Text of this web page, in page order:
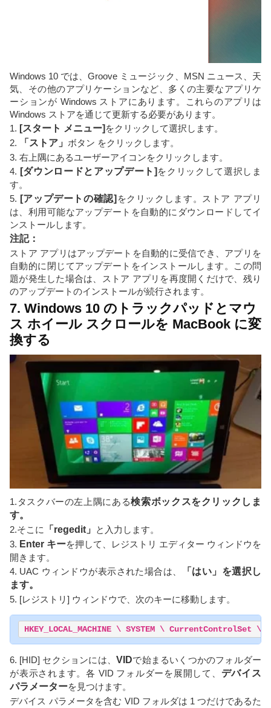
Windows 10 では、Groove ミュージック、MSN ニュース、天
気、その他のアプリケーションなど、多くの主要なアプリケ
ーションが Windows ストアにあります。これらのアプリは
Windows ストアを通じて更新する必要があります。
1. [スタート メニュー] をクリックして選択します。
2.
「ストア」 ボタン をクリックします。
3. 右上隅にあるユーザーアイコンをクリックします。
4. [ダウンロードとアップデート] をクリックして選択しま
す。
5. [アップデートの確認] をクリックします。ストア アプリ
は、利用可能なアップデートを自動的にダウンロードしてイ
ンストールします。
注記：
ストア アプリはアップデートを自動的に受信でき、アプリを
自動的に閉じてアップデートをインストールします。この問
題が発生した場合は、ストア アプリを再度開くだけで、残り
のアップデートのインストールが続行されます。
7. Windows 10 のトラックパッドとマウ
ス ホイール スクロールを MacBook に変
換する
1.タスクバーの左上隅にある検索ボックスをクリックしま
す。
2.そこに 「regedit」
と入力します。
3. Enter キーを押して、レジストリ エディター ウィンドウを
開きます。
4. UAC ウィンドウが表示された場合は、
「はい」を選択し
ます。
5. [レジストリ] ウィンドウで、次のキーに移動します。
HKEY_LOCAL_MACHINE \ SYSTEM \ CurrentControlSet \
6. [HID] セクションには、VIDで始まるいくつかのフォルダー
が表示されます。各 VID フォルダーを展開して、 デバイス
パラメーターを見つけます。
デバイス パラメータを含む VID フォルダは 1 つだけであるた